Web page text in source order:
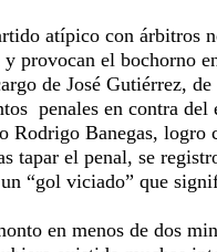
atípico con árbitros
provocan el bochorno
de José Gutiérrez,
penales en contra del
Rodrigo Banegas, logro
tapar el penal, se
“gol viciado” que
en menos de dos